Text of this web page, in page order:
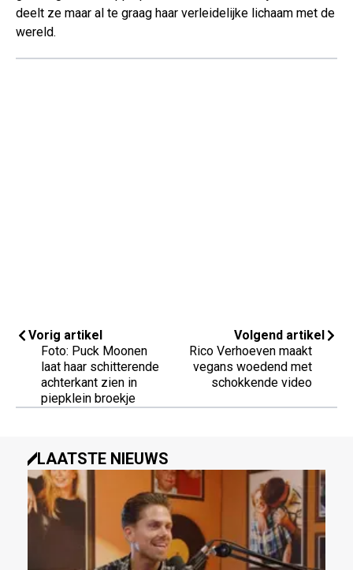
deelt ze maar al te graag haar verleidelijke lichaam met de
wereld.
Vorig artikel
Foto: Puck Moonen
laat haar schitterende
achterkant zien in
piepklein broekje
Volgend artikel
Rico Verhoeven maakt
vegans woedend met
schokkende video
LAATSTE NIEUWS